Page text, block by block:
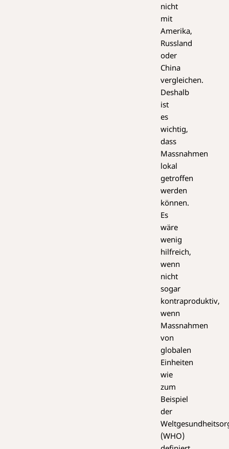
nicht
mit
Amerika,
Russland
oder
China
vergleichen.
Deshalb
ist
es
wichtig,
dass
Massnahmen
lokal
getroffen
werden
können.
Es
wäre
wenig
hilfreich,
wenn
nicht
sogar
kontraproduktiv,
wenn
Massnahmen
von
globalen
Einheiten
wie
zum
Beispiel
der
(WHO)